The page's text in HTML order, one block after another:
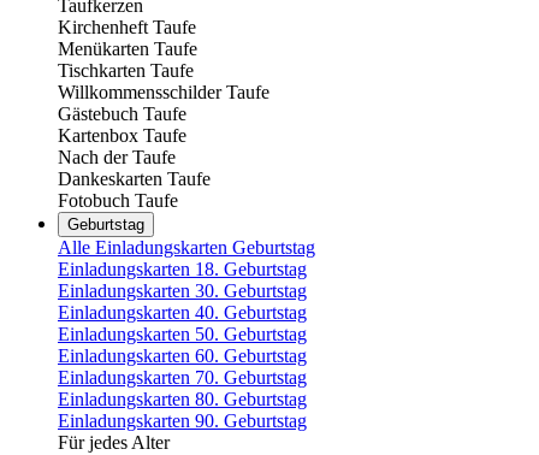
Taufkerzen
Kirchenheft Taufe
Menükarten Taufe
Tischkarten Taufe
Willkommensschilder Taufe
Gästebuch Taufe
Kartenbox Taufe
Nach der Taufe
Dankeskarten Taufe
Fotobuch Taufe
Geburtstag
Alle Einladungskarten Geburtstag
Einladungskarten 18. Geburtstag
Einladungskarten 30. Geburtstag
Einladungskarten 40. Geburtstag
Einladungskarten 50. Geburtstag
Einladungskarten 60. Geburtstag
Einladungskarten 70. Geburtstag
Einladungskarten 80. Geburtstag
Einladungskarten 90. Geburtstag
Für jedes Alter